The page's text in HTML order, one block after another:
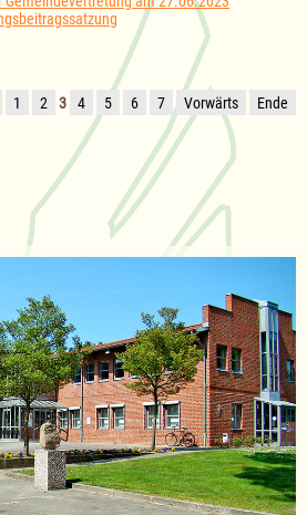
1 2 3 4 5 6 7 Vorwärts Ende